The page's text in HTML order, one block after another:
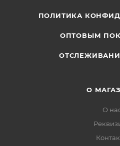
ПОЛИТИКА
ОПТОВЫМ
О
О